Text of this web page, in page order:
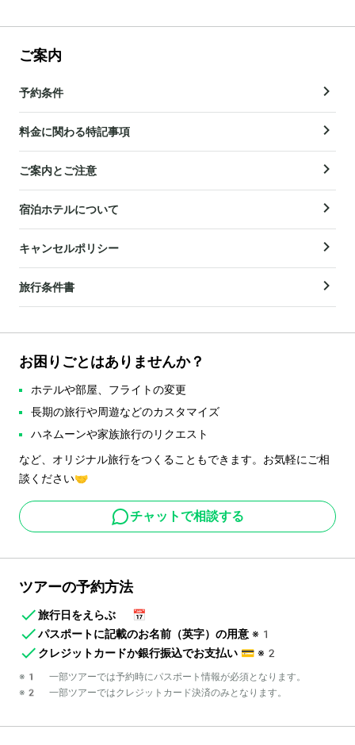
ご案内
予約条件
料金に関わる特記事項
ご案内とご注意
宿泊ホテルについて
キャンセルポリシー
旅行条件書
お困りごとはありませんか？
ホテルや部屋、フライトの変更
長期の旅行や周遊などのカスタマイズ
ハネムーンや家族旅行のリクエスト
など、オリジナル旅行をつくることもできます。お気軽にご相
談ください🤝
チャットで相談する
ツアーの予約方法
旅行日をえらぶ
📅
パスポートに記載のお名前（英字）の用意 ※1
クレジットカードか銀行振込でお支払い 💳 ※2
※1 一部ツアーでは予約時にパスポート情報が必須となります。
※2 一部ツアーではクレジットカード決済のみとなります。